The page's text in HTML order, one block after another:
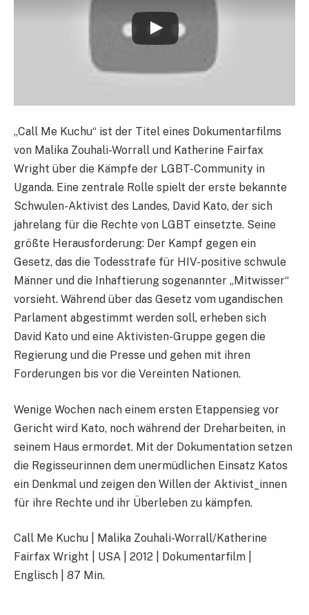
„Call Me Kuchu“ ist der Titel eines Dokumentarfilms
von Malika Zouhali-Worrall und Katherine Fairfax
Wright über die Kämpfe der LGBT-Community in
Uganda. Eine zentrale Rolle spielt der erste bekannte
Schwulen-Aktivist des Landes, David Kato, der sich
jahrelang für die Rechte von LGBT einsetzte. Seine
größte Herausforderung: Der Kampf gegen ein
Gesetz, das die Todesstrafe für HIV-positive schwule
Männer und die Inhaftierung sogenannter „Mitwisser“
vorsieht. Während über das Gesetz vom ugandischen
Parlament abgestimmt werden soll, erheben sich
David Kato und eine Aktivisten-Gruppe gegen die
Regierung und die Presse und gehen mit ihren
Forderungen bis vor die Vereinten Nationen.
Wenige Wochen nach einem ersten Etappensieg vor
Gericht wird Kato, noch während der Dreharbeiten, in
seinem Haus ermordet. Mit der Dokumentation setzen
die Regisseurinnen dem unermüdlichen Einsatz Katos
ein Denkmal und zeigen den Willen der Aktivist_innen
für ihre Rechte und ihr Überleben zu kämpfen.
Call Me Kuchu | Malika Zouhali-Worrall/Katherine
Fairfax Wright | USA | 2012 | Dokumentarfilm |
Englisch | 87 Min.